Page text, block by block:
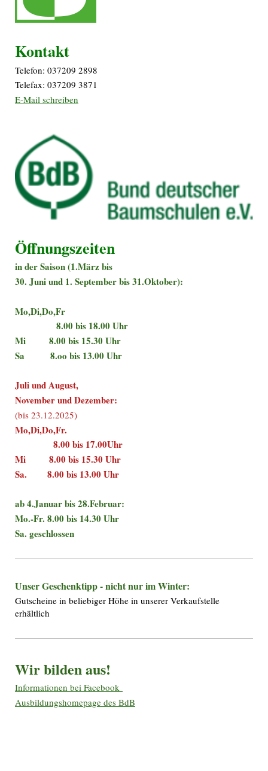
Kontakt
Telefon: 037209 2898
Telefax: 037209 3871
E-Mail schreiben
Öffnungszeiten
in der Saison (1.März bis
30. Juni und 1. September bis 31.Oktober):
Mo,Di,Do,Fr
8.00 bis 18.00 Uhr
Mi 8.00 bis 15.30 Uhr
Sa 8.oo bis 13.00 Uhr
Juli und August,
November und Dezember:
(bis 23.12.2025)
Mo,Di,Do,Fr.
8.00 bis 17.00Uhr
Mi 8.00 bis 15.30 Uhr
Sa. 8.00 bis 13.00 Uhr
ab 4.Januar bis 28.Februar:
Mo.-Fr. 8.00 bis 14.30 Uhr
Sa. geschlossen
Unser Geschenktipp - nicht nur im Winter:
Gutscheine in beliebiger Höhe in unserer Verkaufstelle
erhältlich
Wir bilden aus!
Informationen bei Facebook
Ausbildungshomepage des BdB